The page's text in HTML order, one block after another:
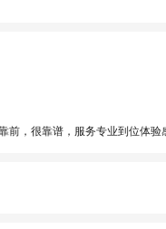
，很靠谱，服务专业到位体验